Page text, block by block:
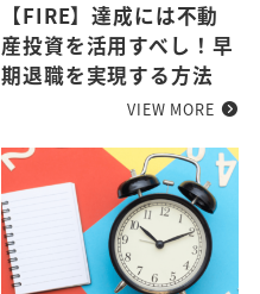
【FIRE】達成には不動
産投資を活用すべし！早
期退職を実現する方法
VIEW MORE